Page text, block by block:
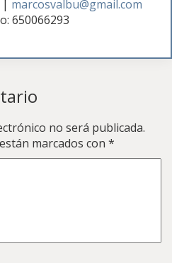
| marcosvalbu@gmail.com
650066293
no será publicada.
marcados con *